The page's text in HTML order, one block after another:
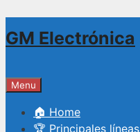
al
GM Electrónica
Menu
🏠 Home
🏆 Principales líneas